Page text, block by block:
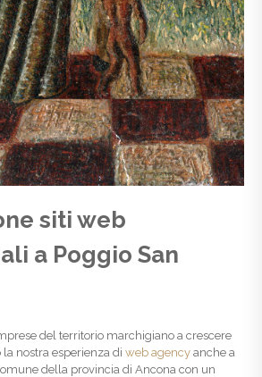
siti web
a Poggio San
del territorio marchigiano a crescere
nostra esperienza di web agency anche a
della provincia di Ancona con un